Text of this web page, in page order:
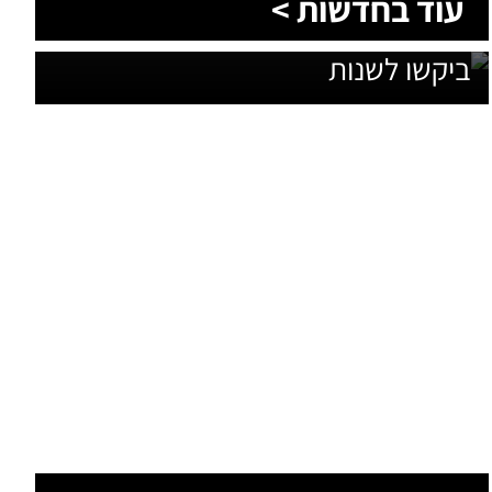
תוכנית האב לחינוך: זה מה שהם
ביקשו לשנות